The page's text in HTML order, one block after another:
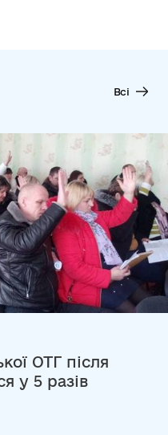
Всі
ОТГ після
у 5 разів